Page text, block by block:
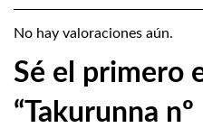
No hay valoraciones aún.
Sé el primero
“Takurunna